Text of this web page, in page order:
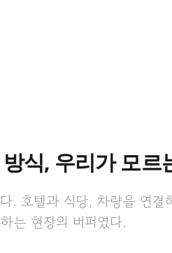
식, 우리가 모르
. 호텔과 식당, 차량을 연결
는 현장의 버퍼였다.